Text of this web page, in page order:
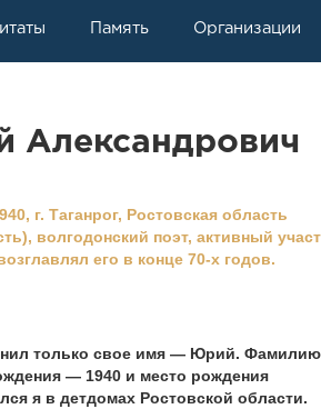
Память Организации
г. Таганрог, Ростовская область
волгодонский поэт, активный
его в конце 70-х годов.
только свое имя — Юрий. Фамилию
— 1940 и место рождения
я в детдомах Ростовской области.